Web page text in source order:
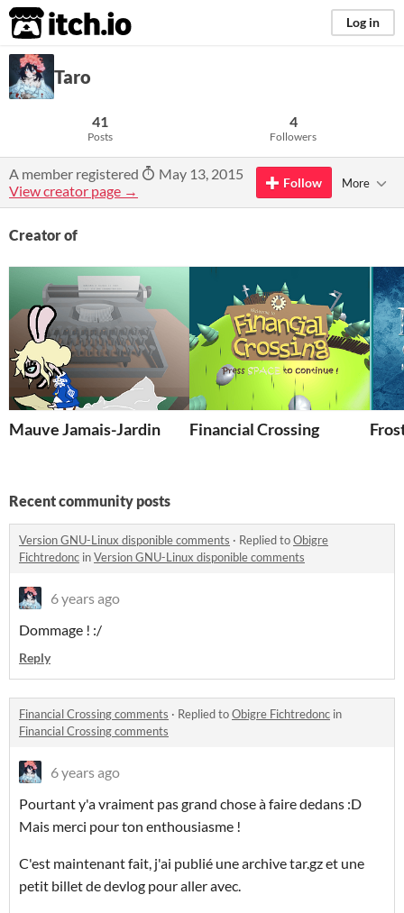
itch.io Log in
Taro
41
Posts
4
Followers
A member registered
May 13, 2015
View creator page →
Follow More
Creator of
Mauve Jamais-Jardin Financial Crossing
Recent community posts
Version GNU-Linux disponible comments · Replied toObigre
Fichtredonc inVersion GNU-Linux disponible comments
6 years ago
Dommage ! :/
Reply
Financial Crossing comments · Replied toObigre Fichtredonc in
Financial Crossing comments
6 years ago
Pourtant y'a vraiment pas grand chose à faire dedans :D
Mais merci pour ton enthousiasme !
C'est maintenant fait, j'ai publié une archive tar.gz et une
petit billet de devlog pour aller avec.